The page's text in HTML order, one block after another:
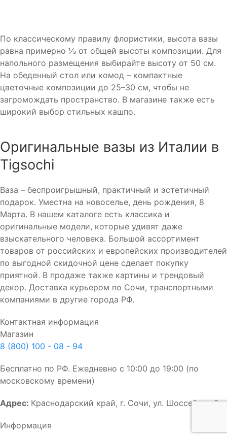
По классическому правилу флористики, высота вазы
равна примерно ⅓ от общей высоты композиции. Для
напольного размещения выбирайте высоту от 50 см.
На обеденный стол или комод – компактные
цветочные композиции до 25–30 см, чтобы не
загромождать пространство. В магазине также есть
широкий выбор стильных кашпо.
Оригинальные вазы из Италии в
Tigsochi
Ваза – беспроигрышный, практичный и эстетичный
подарок. Уместна на новоселье, день рождения, 8
Марта. В нашем каталоге есть классика и
оригинальные модели, которые удивят даже
взыскательного человека. Большой ассортимент
товаров от российских и европейских производителей
по выгодной скидочной цене сделает покупку
приятной. В продаже также картины и трендовый
декор. Доставка курьером по Сочи, транспортными
компаниями в другие города РФ.
Контактная информация
Магазин
8 (800) 100 - 08 - 94
Бесплатно по РФ. Ежедневно с 10:00 до 19:00 (по
московскому времени)
Адрес: Краснодарский край, г. Сочи, ул. Шоссейная 2
Информация